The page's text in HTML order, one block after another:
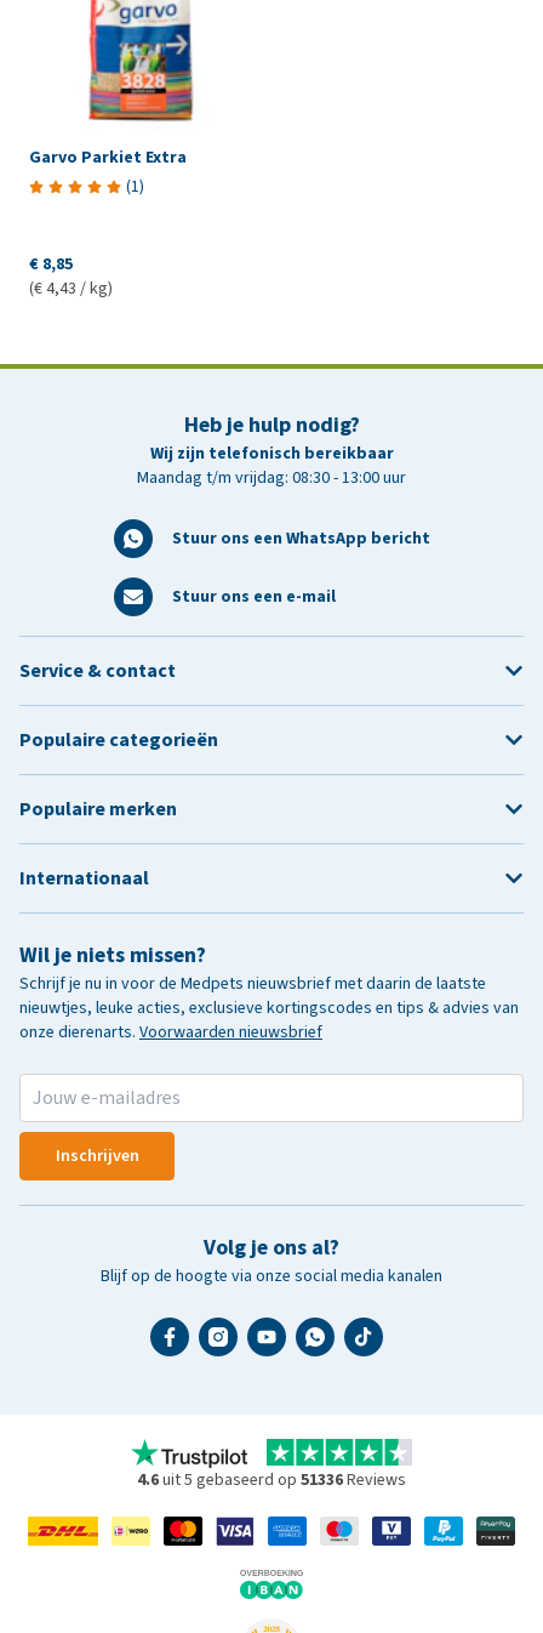
Garvo Parkiet Extra
(1)
€ 8,85
(€ 4,43 / kg)
Heb je hulp nodig?
Wij zijn telefonisch bereikbaar
Maandag t/m vrijdag: 08:30 - 13:00 uur
Stuur ons een WhatsApp bericht
Stuur ons een e-mail
Wil je niets missen?
Schrijf je nu in voor de Medpets nieuwsbrief met daarin de laatste
nieuwtjes, leuke acties, exclusieve kortingscodes en tips & advies van
onze dierenarts. Voorwaarden nieuwsbrief
Inschrijven
Volg je ons al?
Blijf op de hoogte via onze social media kanalen
Service & contact
Populaire categorieën
Populaire merken
Internationaal
4.6uit 5 gebaseerd op 51336Reviews